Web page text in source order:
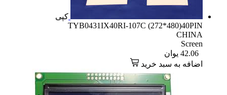
کپی
TYB0431IX40RI-107C (272*480)40PIN
CHINA
Screen
42.06 یوان
اضافه به سبد خرید